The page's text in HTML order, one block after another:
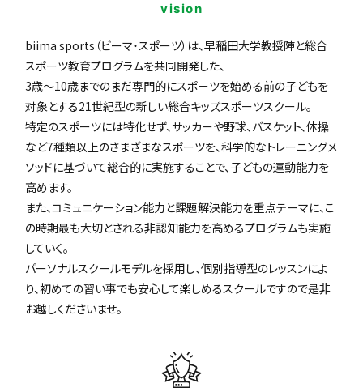
vision
biima sports（ビーマ・スポーツ）は、早稲田大学教授陣と総合
スポーツ教育プログラムを共同開発した、
3歳〜10歳までのまだ専門的にスポーツを始める前の子どもを
対象とする21世紀型の新しい総合キッズスポーツスクール。
特定のスポーツには特化せず、サッカーや野球、バスケット、体操
など7種類以上のさまざまなスポーツを、科学的なトレーニングメ
ソッドに基づいて総合的に実施することで、子どもの運動能力を
高めます。
また、コミュニケーション能力と課題解決能力を重点テーマに、こ
の時期最も大切とされる非認知能力を高めるプログラムも実施
していく。
パーソナルスクールモデルを採用し、個別指導型のレッスンによ
り、初めての習い事でも安心して楽しめるスクールですので是非
お越しくださいませ。